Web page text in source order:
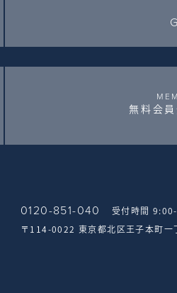
無料会
0120-851-040
受付時間
〒114-0022 東京都北区王子本町